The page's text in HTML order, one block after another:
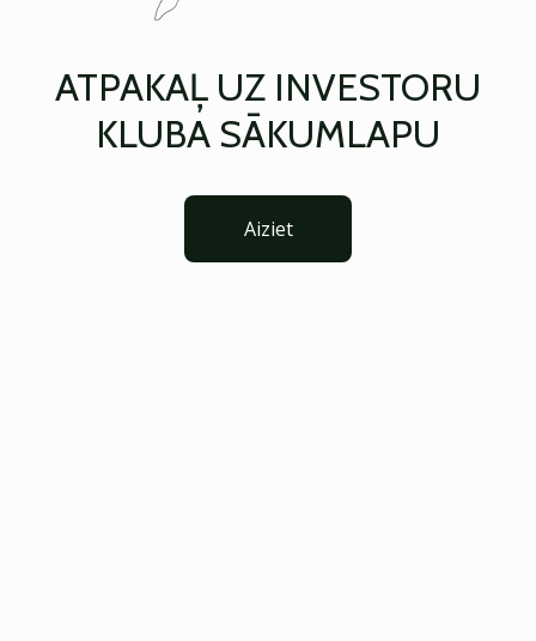
ATPAKAĻ UZ INVESTORU
KLUBA SĀKUMLAPU
Aiziet